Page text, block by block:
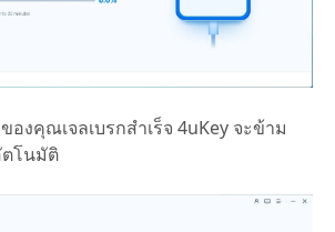
องคุณเจลเบรกสำเร็จ 4uKey จะข้าม
โนมัติ